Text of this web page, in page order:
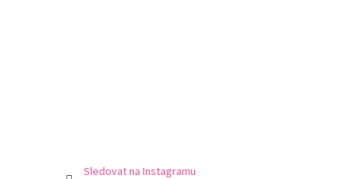
Sledovat na Instagramu